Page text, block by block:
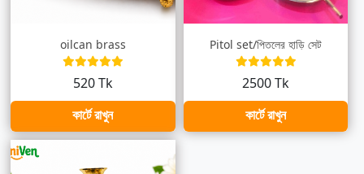
oilcan brass
520 Tk
কার্টে রাখুন
Pitol set/পিতলের হাড়ি সেট
2500 Tk
কার্টে রাখুন